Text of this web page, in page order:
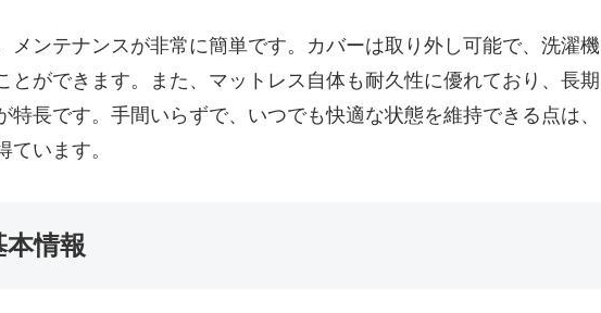
メンテナンスが非常に簡単です。カバーは取り外し可能で、洗濯機
とができます。また、マットレス自体も耐久性に優れており、長期
特長です。手間いらずで、いつでも快適な状態を維持できる点は、
います。
情報